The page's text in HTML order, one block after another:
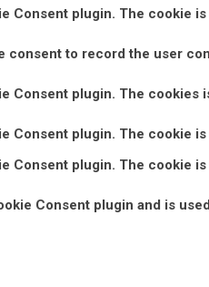
Consent plugin. The cookie
consent to record the user
Consent plugin. The
Consent plugin. The cookie
Consent plugin. The
Consent plugin and is